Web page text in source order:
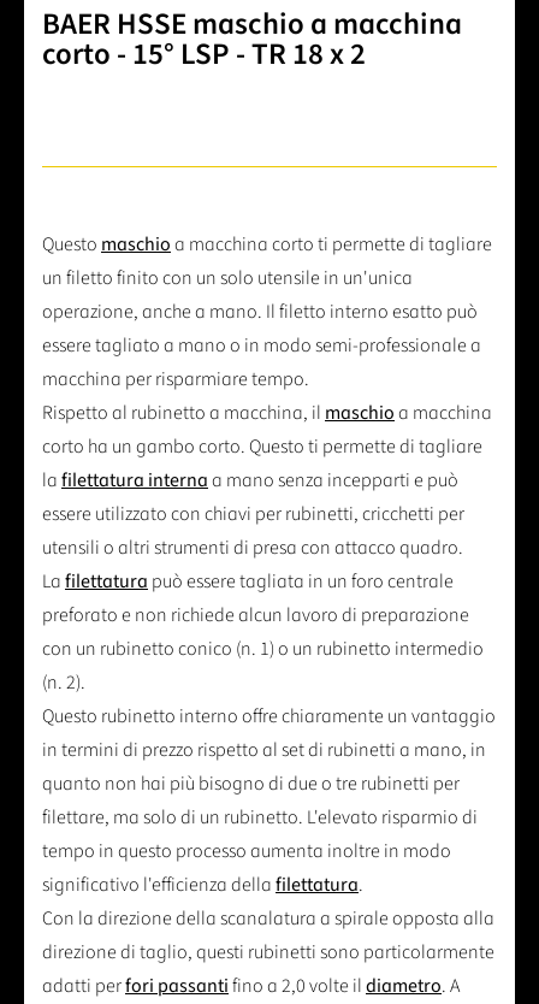
BAER HSSE maschio a macchina
corto - 15° LSP - TR 18 x 2
Questo maschioa macchina corto ti permette di tagliare
un filetto finito con un solo utensile in un'unica
operazione, anche a mano. Il filetto interno esatto può
essere tagliato a mano o in modo semi-professionale a
macchina per risparmiare tempo.
Rispetto al rubinetto a macchina, il maschioa macchina
corto ha un gambo corto. Questo ti permette di tagliare
lafilettatura internaa mano senza incepparti e può
essere utilizzato con chiavi per rubinetti, cricchetti per
utensili o altri strumenti di presa con attacco quadro.
Lafilettatura può essere tagliata in un foro centrale
preforato e non richiede alcun lavoro di preparazione
con un rubinetto conico (n. 1) o un rubinetto intermedio
(n. 2).
Questo rubinetto interno offre chiaramente un vantaggio
in termini di prezzo rispetto al set di rubinetti a mano, in
quanto non hai più bisogno di due o tre rubinetti per
filettare, ma solo di un rubinetto. L'elevato risparmio di
tempo in questo processo aumenta inoltre in modo
significativo l'efficienza dellafilettatura.
Con la direzione della scanalatura a spirale opposta alla
direzione di taglio, questi rubinetti sono particolarmente
adatti perfori passantifino a 2,0 volte ildiametro. A